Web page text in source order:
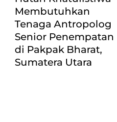
Membutuhkan
Tenaga Antropolog
Senior Penempatan
di Pakpak Bharat,
Sumatera Utara